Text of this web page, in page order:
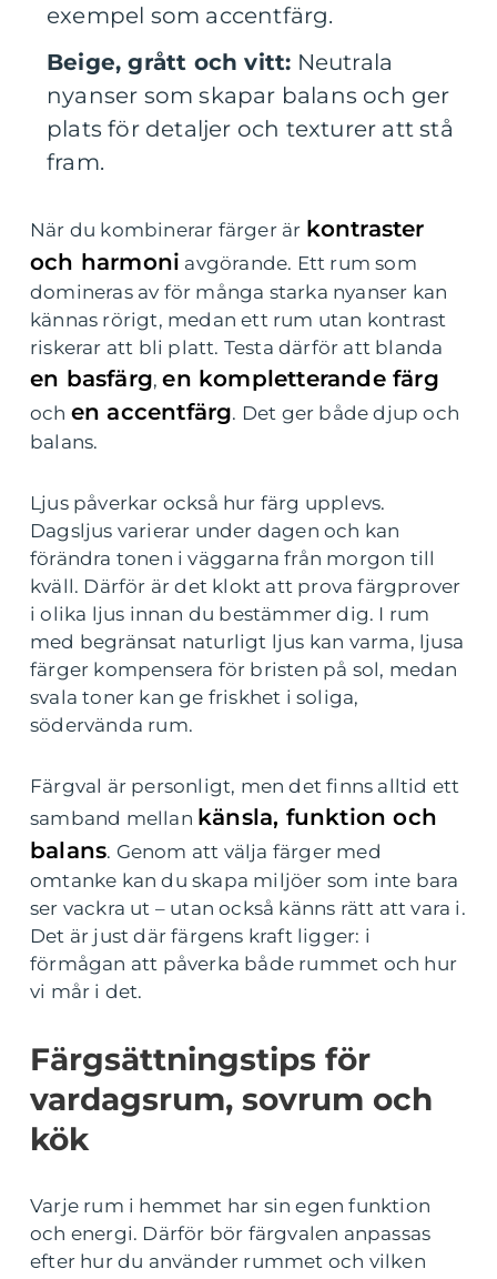
exempel som accentfärg.
Beige, grått och vitt: Neutrala
nyanser som skapar balans och ger
plats för detaljer och texturer att stå
fram.
När du kombinerar färger är kontraster
och harmoni avgörande. Ett rum som
domineras av för många starka nyanser kan
kännas rörigt, medan ett rum utan kontrast
riskerar att bli platt. Testa därför att blanda
en basfärg,en kompletterande färg
och en accentfärg. Det ger både djup och
balans.
Ljus påverkar också hur färg upplevs.
Dagsljus varierar under dagen och kan
förändra tonen i väggarna från morgon till
kväll. Därför är det klokt att prova färgprover
i olika ljus innan du bestämmer dig. I rum
med begränsat naturligt ljus kan varma, ljusa
färger kompensera för bristen på sol, medan
svala toner kan ge friskhet i soliga,
södervända rum.
Färgval är personligt, men det finns alltid ett
samband mellan känsla, funktion och
balans. Genom att välja färger med
omtanke kan du skapa miljöer som inte bara
ser vackra ut – utan också känns rätt att vara i.
Det är just där färgens kraft ligger: i
förmågan att påverka både rummet och hur
vi mår i det.
Färgsättningstips för
vardagsrum, sovrum och
kök
Varje rum i hemmet har sin egen funktion
och energi. Därför bör färgvalen anpassas
efter hur du använder rummet och vilken